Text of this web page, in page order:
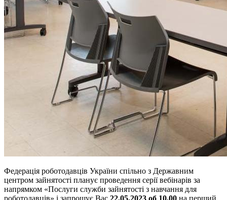
Федерація роботодавців України спільно з Державним
центром зайнятості планує проведення серії вебінарів за
напрямком «Послуги служби зайнятості з навчання для